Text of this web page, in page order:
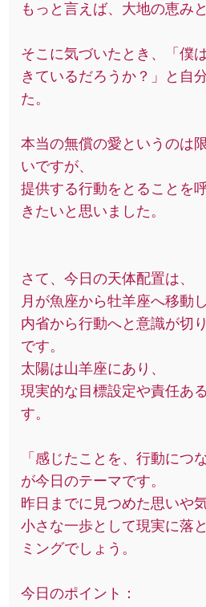
もっと言えば、大地の恵み
そこに気づいたとき、「僕
きているだろうか？」と自
た。
本当の無償の愛というのは
いですが、
提供する行動をとることを
きたいと思いました。
さて、今日の天体配置は、
月が魚座から牡羊座へ移動し
内省から行動へと意識が切
です。
太陽は山羊座にあり、
現実的な目標設定や責任あ
す。
「感じたことを、行動につ
が今日のテーマです。
昨日までに見つめた思いや
小さな一歩として現実に落
ミングでしょう。
今日のポイント：